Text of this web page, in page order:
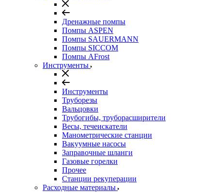
Дренажные помпы
Помпы ASPEN
Помпы SAUERMANN
Помпы SICCOM
Помпы AFrost
Инструменты
Инструменты
Труборезы
Вальцовки
Трубогибы, труборасширители
Весы, течеискатели
Манометрические станции
Вакуумные насосы
Заправочные шланги
Газовые горелки
Прочее
Станции рекуперации
Расходные материалы